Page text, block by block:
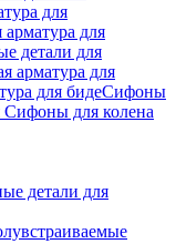
для
для
детали для
арматура для
для бидеСифоны
Сифоны для колена
детали для